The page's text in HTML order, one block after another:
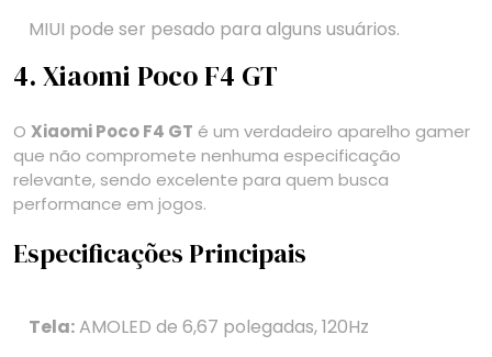
MIUI pode ser pesado para alguns usuários.
4. Xiaomi Poco F4 GT
O Xiaomi Poco F4 GT é um verdadeiro aparelho gamer
que não compromete nenhuma especificação
relevante, sendo excelente para quem busca
performance em jogos.
Especificações Principais
Tela:AMOLED de 6,67 polegadas, 120Hz